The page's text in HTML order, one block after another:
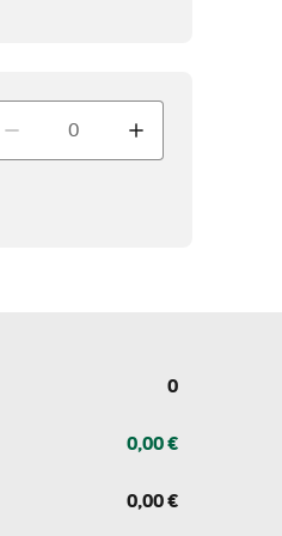
0
0,00 €
0,00 €